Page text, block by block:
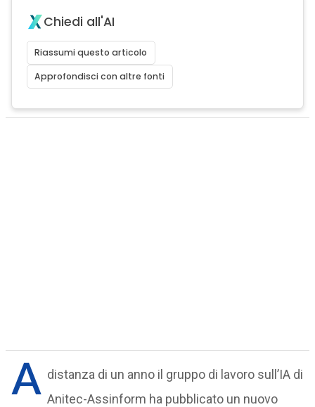
Chiedi all'AI
Riassumi questo articolo
Approfondisci con altre fonti
A distanza di un anno il gruppo di lavoro sull’IA di
Anitec-Assinform ha pubblicato un nuovo